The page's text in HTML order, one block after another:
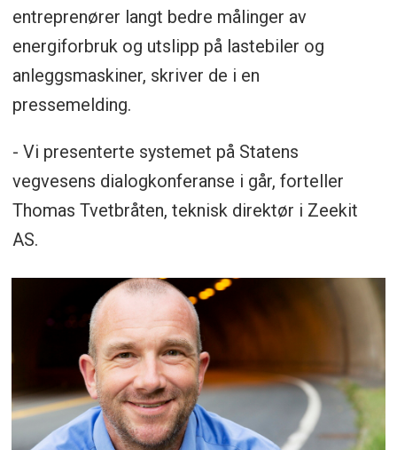
entreprenører langt bedre målinger av
energiforbruk og utslipp på lastebiler og
anleggsmaskiner, skriver de i en
pressemelding.
- Vi presenterte systemet på Statens
vegvesens dialogkonferanse i går, forteller
Thomas Tvetbråten, teknisk direktør i Zeekit
AS.